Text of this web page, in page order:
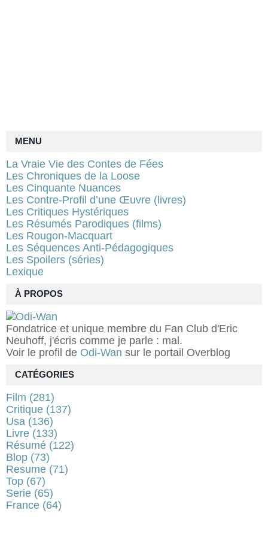
À PROPOS
Fondatrice et unique membre du Fan Club d'Eric
Neuhoff, j'écris comme je parle : mal.
Voir le profil de Odi-Wan sur le portail Overblog
MENU
La Vraie Vie des Contes de Fées
Les Chroniques de la Loose
Les Cinquante Nuances
Les Contre-Profil d’une Œuvre (livres)
Les Critiques Hystériques
Les Résumés Parodiques (films)
Les Rougon-Macquart
Les Séquences Anti-Pédagogiques
Les Spoilers (séries)
Lexique
CATÉGORIES
Film (281)
Critique (137)
Usa (136)
Livre (133)
Résumé (122)
Blop (73)
Resume (71)
Top (67)
Serie (65)
France (64)